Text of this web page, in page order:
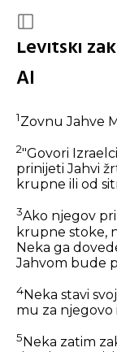
Levitski
AI
1Zovnu Jahve
2"Govori
prinijeti Jahvi
krupne ili od
3Ako njegov
krupne stoke,
Neka ga
Jahvom bude
4Neka stavi
mu za njegovo
5 Neka zatim